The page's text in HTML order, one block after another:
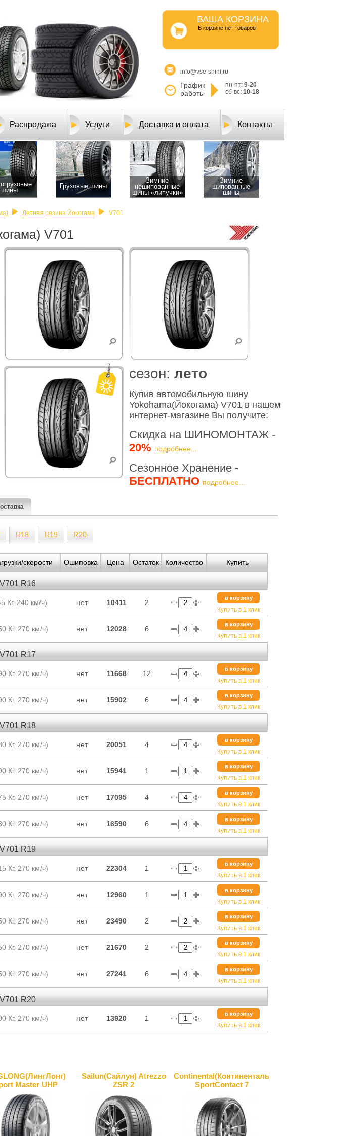
ВАША КОРЗИНА
B корзине нет товаров
info@vse-shini.ru
График
работы
пн-пт: 9-20
сб-вс: 10-18
Распродажа Услуги Доставка и оплата Контакты
шины
Грузовые шины
Зимние
нешипованные
шины «липучки»
Зимние
шипованные
шины
Летняя резина Йокогама V701
V701
cезон: лето
Купив автомобильную шину
Yokohama(Йокогама) V701 в нашем
интернет-магазине Вы получите:
Скидка на ШИНОМОНТАЖ -
20% подробнее...
Сезонное Хранение -
БЕСПЛАТНО подробнее...
R18 R19 R20
скорости Ошиповка Цена Остаток Количество Купить
R16
Кг. 240 км/ч) нет 10411 2
в корзину
Купить в 1 клик
Кг. 270 км/ч) нет 12028 6
в корзину
Купить в 1 клик
R17
Кг. 270 км/ч) нет 11668 12
в корзину
Купить в 1 клик
Кг. 270 км/ч) нет 15902 6
в корзину
Купить в 1 клик
R18
Кг. 270 км/ч) нет 20051 4
в корзину
Купить в 1 клик
Кг. 270 км/ч) нет 15941 1
в корзину
Купить в 1 клик
Кг. 270 км/ч) нет 17095 4
в корзину
Купить в 1 клик
Кг. 270 км/ч) нет 16590 6
в корзину
Купить в 1 клик
R19
Кг. 270 км/ч) нет 22304 1
в корзину
Купить в 1 клик
Кг. 270 км/ч) нет 12960 1
в корзину
Купить в 1 клик
Кг. 270 км/ч) нет 23490 2
в корзину
Купить в 1 клик
Кг. 270 км/ч) нет 21670 2
в корзину
Купить в 1 клик
Кг. 270 км/ч) нет 27241 6
в корзину
Купить в 1 клик
R20
Кг. 270 км/ч) нет 13920 1
в корзину
Купить в 1 клик
Master UHP
Sailun(Сайлун) Atrezzo
ZSR 2
Continental(Континенталь)
SportContact 7